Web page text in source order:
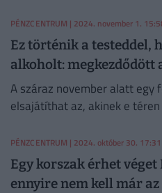
PÉNZCENTRUM | 2024. november 1.
Ez történik a testeddel,
alkoholt: megkezdődött
A száraz november alatt egy
elsajátíthat az, akinek e
PÉNZCENTRUM | 2024. október 30. 17:31
Egy korszak érhet
ennyire nem kell már